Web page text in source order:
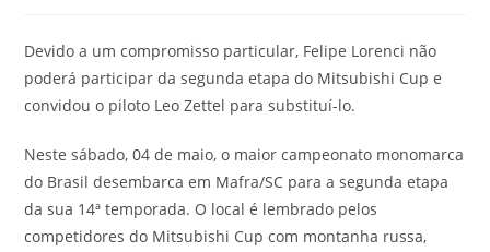
Devido a um compromisso particular, Felipe Lorenci não
poderá participar da segunda etapa do Mitsubishi Cup e
convidou o piloto Leo Zettel para substituí-lo.
Neste sábado, 04 de maio, o maior campeonato monomarca
do Brasil desembarca em Mafra/SC para a segunda etapa
da sua 14ª temporada. O local é lembrado pelos
competidores do Mitsubishi Cup com montanha russa,